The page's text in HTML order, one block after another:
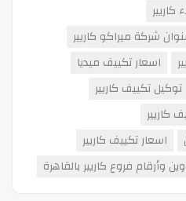
شركة ميراكو كاريير
اسعار تكييف ميديا
توكيل تكييف كاريير
كاريير
اسعار تكييف كاريير
وأرقام فروع كاريير بالقاهرة